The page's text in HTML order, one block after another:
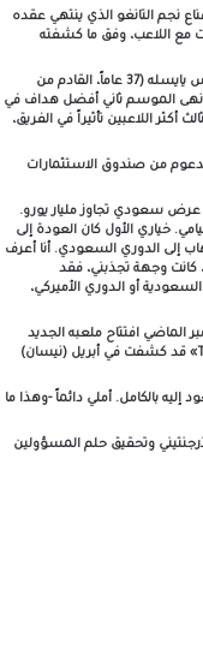
نجم التانغو الذي ينتهي عقده
مع اللاعب، وفق ما كشفته
الأهلي، بطل آسيا الحالي وصاحب المركز الخامس في الدوري السعودي هذا الموسم، يدربه الألماني الشاب ماتياس يايسله (37 عاماً، القادم من
أنهى الموسم ثاني أفضل هداف في
غابرييل فيغا، ثالث أكثر اللاعبين تأثيراً في الفريق،
وميسي لم تُكشف، إلا أن النادي، المتوّج بالدوري السعودي 9 مرات والمدعوم من صندوق الاستثمارات
من عرض سعودي تجاوز مليار يورو.
خياري الأول كان العودة إلى
إلى الدوري السعودي. أنا أعرف
وجهة تجذبني، فقد
أو الـدوري الأميركي،
الماضي افتتاح ملعبه الجديد
«ميامي فريدوم بارك» في 2026، وهو حدث يرى النادي أن وجود ميسي سيمنحه بُعداً عالمياً. وكانت «The Athletic» قد كشفت في أبريل (نيسان)
بالكامل. أملي دائماً -وهذا ما
وتحقيق حلم المسؤولين